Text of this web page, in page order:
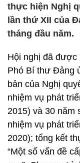
thực hiện Nghị
lần thứ XII của
tháng đầu năm.
Hội nghị đã được
Phó Bí thư Đảng
bản của Nghị
nhiệm vụ phát
2015) và 30 năm
nhiệm vụ phát
2020); tổng kết
“Một số vấn đề